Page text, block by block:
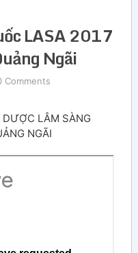
LASA 2017
Ngãi
Comments
DƯỢC LÂM SÀNG
NGÃI